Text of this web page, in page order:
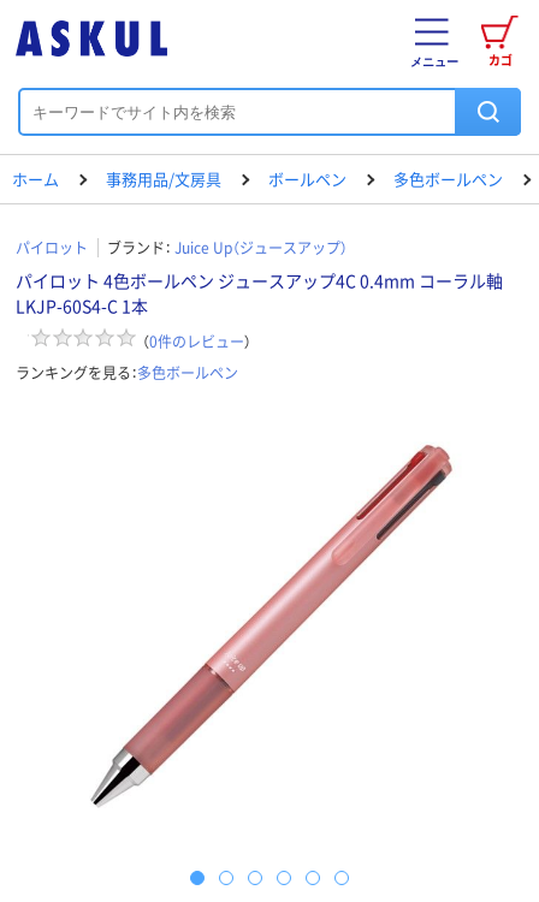
カゴ
メニュー
ホーム 事務用品/文房具 ボールペン 多色ボールペン
パイロット ブランド： Juice Up（ジュースアップ）
パイロット 4色ボールペン ジュースアップ4C 0.4mm コーラル軸
LKJP-60S4-C 1本
（0件のレビュー）
ランキングを見る：多色ボールペン